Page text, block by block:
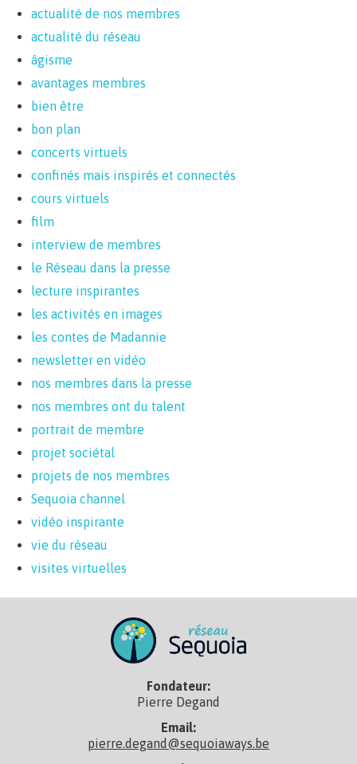
actualité de nos membres
actualité du réseau
âgisme
avantages membres
bien être
bon plan
concerts virtuels
confinés mais inspirés et connectés
cours virtuels
film
interview de membres
le Réseau dans la presse
lecture inspirantes
les activités en images
les contes de Madannie
newsletter en vidéo
nos membres dans la presse
nos membres ont du talent
portrait de membre
projet sociétal
projets de nos membres
Sequoia channel
vidéo inspirante
vie du réseau
visites virtuelles
Fondateur:
Pierre Degand
Email:
pierre.degand@sequoiaways.be